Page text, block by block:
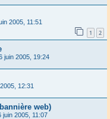
2005, 11:51
1 2
juin 2005, 19:24
12:31
web)
juin 2005, 11:07